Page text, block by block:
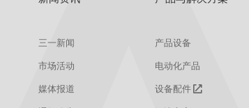
三一新闻
市场活动
媒体报道
产品设备
电动化产品
设备配件